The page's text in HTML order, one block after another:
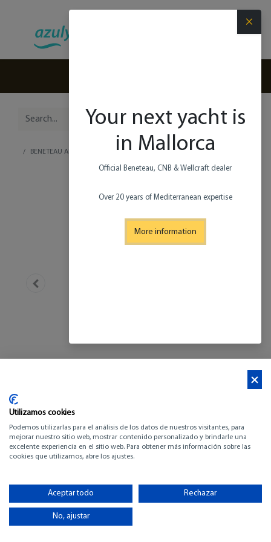
BENETEAU ANTARES 11 COUPE
BENETEAU ANTARES
11 COUPE
-
×
Your next yacht is
in Mallorca
Official Beneteau, CNB & Wellcraft dealer​
Over 20 years of Mediterranean expertise
More information
Utilizamos cookies
Podemos utilizarlas para el análisis de los datos de nuestros visitantes, para
mejorar nuestro sitio web, mostrar contenido personalizado y brindarle una
excelente experiencia en el sitio web. Para obtener más información sobre las
cookies que utilizamos, abre los ajustes.
Aceptar todo Rechazar
No, ajustar